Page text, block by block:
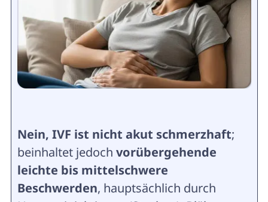
Nein, IVF ist nicht akut schmerzhaft;
beinhaltet jedoch vorübergehende
leichte bis mittelschwere
Beschwerden, hauptsächlich durch